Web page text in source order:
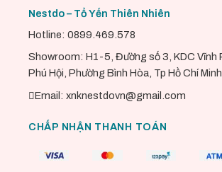
Nestdo – Tổ Yến Thiên Nhiên
Hotline: 0899.469.578
Showroom: H1-5, Đường số 3, KDC Vĩnh
Phú Hội, Phường Bình Hòa, Tp Hồ Chí
Email: xnknestdovn@gmail.com
CHẤP NHẬN THANH TOÁN